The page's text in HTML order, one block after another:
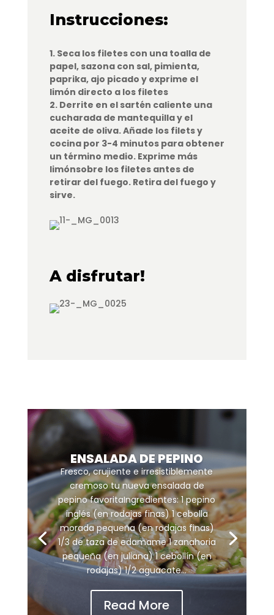
Instrucciones:
1. Seca los filetes con una toalla de
papel, sazona con sal, pimienta,
paprika, ajo picado y exprime el
limón directo a los filetes
2. Derrite en el sartén caliente una
cucharada de mantequilla y el
aceite de oliva. Añade los filets y
cocina por 3-4 minutos para obtener
un término medio. Exprime más
limónsobre los filetes antes de
retirar del fuego. Retira del fuego y
sirve.
A disfrutar!
ENSALADA DE PEPINO
Fresco, crujiente e irresistiblemente
cremoso tu nueva ensalada de
pepino favoritaIngredientes: 1 pepino
inglés (en rodajas finas) 1 cebolla
morada pequeña (en rodajas finas)
1/3 de taza de edamame 1 zanahoria
pequeña (en juliana) 1 cebollín (en
rodajas) 1/2 aguacate...
Read More